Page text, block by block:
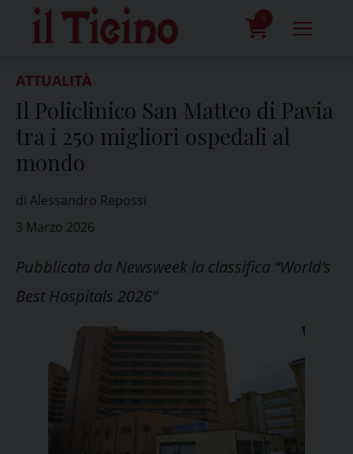
content
0
ATTUALITÀ
Il Policlinico San Matteo di Pavia
tra i 250 migliori ospedali al
mondo
di Alessandro Repossi
3 Marzo 2026
Pubblicata da Newsweek la classifica “World’s
Best Hospitals 2026”